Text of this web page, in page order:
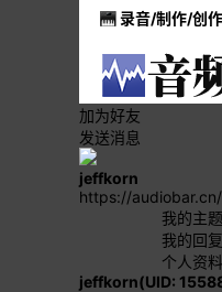
录音/制作/创作
加为好友
发送消息
jeffkorn
https://
我的主题
我的回复
个人资料
jeffkorn(UID: